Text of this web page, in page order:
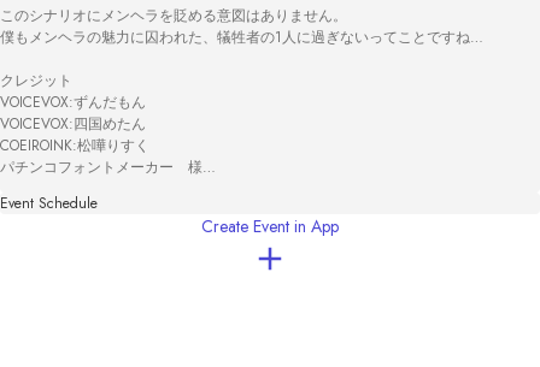
このシナリオにメンヘラを貶める意図はありません。
僕もメンヘラの魅力に囚われた、犠牲者の1人に過ぎないってことですね…
クレジット
VOICEVOX:ずんだもん
VOICEVOX:四国めたん
COEIROINK:松嘩りすく
パチンコフォントメーカー　様
南雲リズ　様
CoeFont　様（Voiced by https://CoeFont.cloud）
Event Schedule
Create Event in App